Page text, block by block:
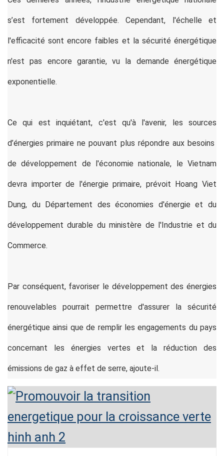
s’est fortement développée. Cependant, l'échelle et
l'efficacité sont encore faibles et la sécurité énergétique
n'est pas encore garantie, vu la demande énergétique
exponentielle.
Ce qui est inquiétant, c'est qu'à l'avenir, les sources
d’énergies primaire ne pouvant plus répondre aux besoins
de développement de l'économie nationale, le Vietnam
devra importer de l'énergie primaire, prévoit Hoang Viet
Dung, du Département des économies d'énergie et du
développement durable du ministère de l'Industrie et du
Commerce.
Par conséquent, favoriser le développement des énergies
renouvelables pourrait permettre d'assurer la sécurité
énergétique ainsi que de remplir les engagements du pays
concernant les énergies vertes et la réduction des
émissions de gaz à effet de serre, ajoute-il.